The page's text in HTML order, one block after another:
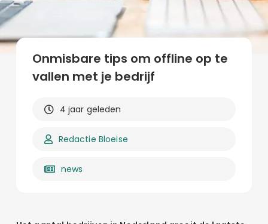
Marketing
Alle soorten artikelen
Onmisbare tips om offline op te
vallen met je bedrijf
4 jaar geleden
Redactie Bloeise
news